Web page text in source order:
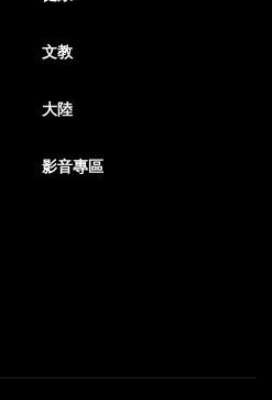
文教
大陸
影音專區